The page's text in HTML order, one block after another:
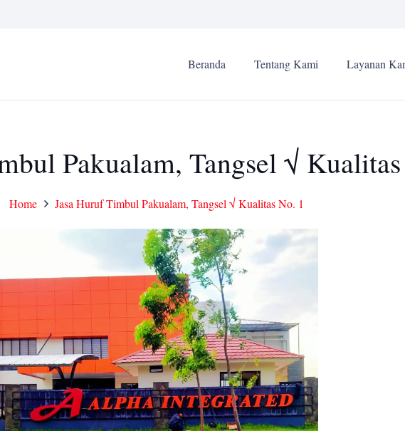
Beranda Tentang Kami Layanan
Pakualam, Tangsel √
Home Jasa Huruf Timbul Pakualam, Tangsel √ Kualitas No. 1